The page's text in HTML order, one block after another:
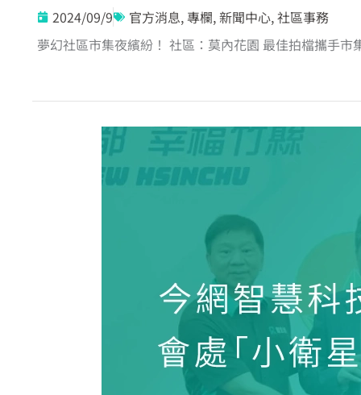
2024/09/9 官方消息,專欄,新聞中心,社區事務
夢幻社區市集夜繽紛！ 社區：莫內花園 最佳拍檔攜手